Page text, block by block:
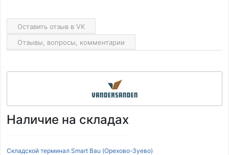
Оставить отзыв в VK
Отзывы, вопросы, комментарии
Наличие на складах
Складской терминал Smart Bau (Орехово-Зуево)